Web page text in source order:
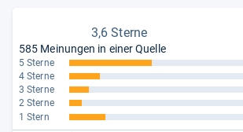
3,6 Sterne
585 Meinungen in einer Quelle
5 Sterne
4 Sterne
3 Sterne
2 Sterne
1 Stern